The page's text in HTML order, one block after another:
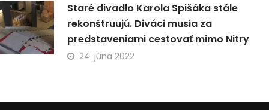
Staré divadlo Karola Spišáka stále
rekonštruujú. Diváci musia za
predstaveniami cestovať mimo Nitry
24. júna 2022